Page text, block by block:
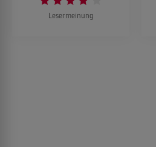
Lesermeinung